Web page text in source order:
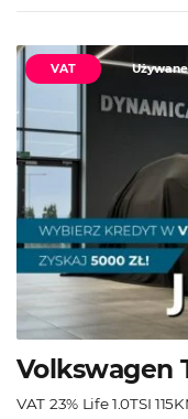
VAT Używane
Volkswagen
VAT 23% Life 1.0TSI